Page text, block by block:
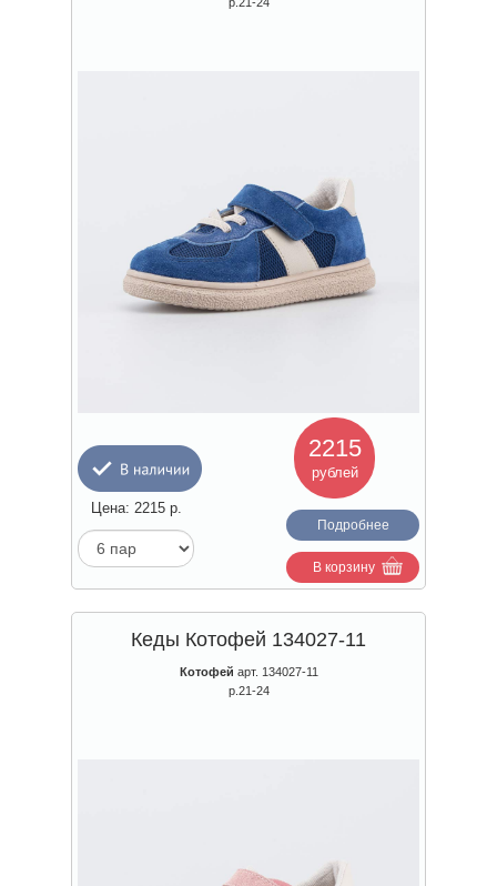
2215
рублей
Цена: 2215р.
Подробнее
В корзину
Кеды Котофей 134027-11
Котофей арт. 134027-11
р.21-24